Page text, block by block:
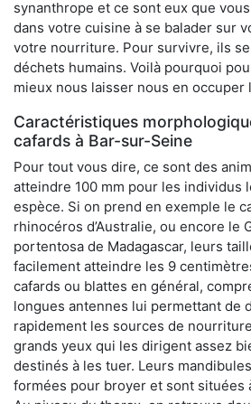
synanthrope et ce sont eux que
dans votre cuisine à se balader sur
votre nourriture. Pour survivre, ils
déchets humains. Voilà pourquoi
mieux nous laisser nous en occuper
Caractéristiques
cafards à Bar-sur-Seine
Pour tout vous dire, ce sont des
atteindre 100 mm pour les individus
espèce. Si on prend en exemple le
rhinocéros d’Australie, ou encore le
portentosa de Madagascar, leurs
facilement atteindre les 9
cafards ou blattes en général,
longues antennes lui permettant de
rapidement les sources de
grands yeux qui les dirigent assez
destinés à les tuer. Leurs
formées pour broyer et sont situées